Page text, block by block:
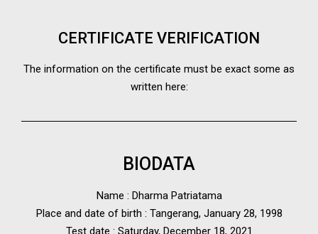
CERTIFICATE VERIFICATION
The information on the certificate must be exact some as
written here:
BIODATA
Name : Dharma Patriatama
Place and date of birth : Tangerang, January 28, 1998
Test date : Saturday, December 18, 2021